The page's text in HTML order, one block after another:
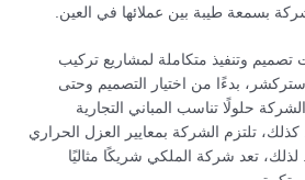
بسمعة طيبة بين عملائها في العين.
وتنفيذ متكاملة لمشاريع تركيب
بدءًا من اختيار التصميم وحتى
حلولًا تناسب المباني التجارية
كذلك، تلتزم الشركة بمعايير العزل الحراري
تعد شركة الملكي شريكًا مثاليًا